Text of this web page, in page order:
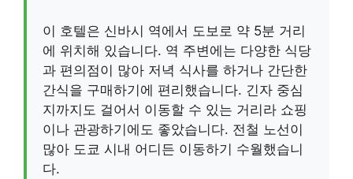
이 호텔은 신바시 역에서 도보로 약 5분 거리
에 위치해 있습니다. 역 주변에는 다양한 식당
과 편의점이 많아 저녁 식사를 하거나 간단한
간식을 구매하기에 편리했습니다. 긴자 중심
지까지도 걸어서 이동할 수 있는 거리라 쇼핑
이나 관광하기에도 좋았습니다. 전철 노선이
많아 도쿄 시내 어디든 이동하기 수월했습니
다.